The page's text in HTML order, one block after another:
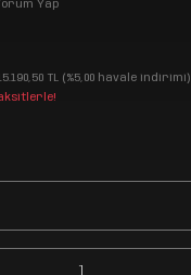
Yap
TL (%5,00 havale indirimi)